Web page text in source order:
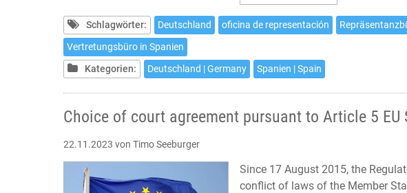
Vertretungsbüro
in
Schlagwörter: Deutschland oficina de representación
Vertretungsbüro in Spanien
Kategorien:
Deutschland | Germany Spanien | Spain
Choice of court agreement pursuant to Article 5 EU
22.11.2023 von Timo Seeburger
Since 17 August 2015, the
conflict of laws of the Member